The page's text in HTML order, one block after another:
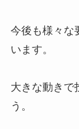
今後も様々な
います。
大きな動きで
う。